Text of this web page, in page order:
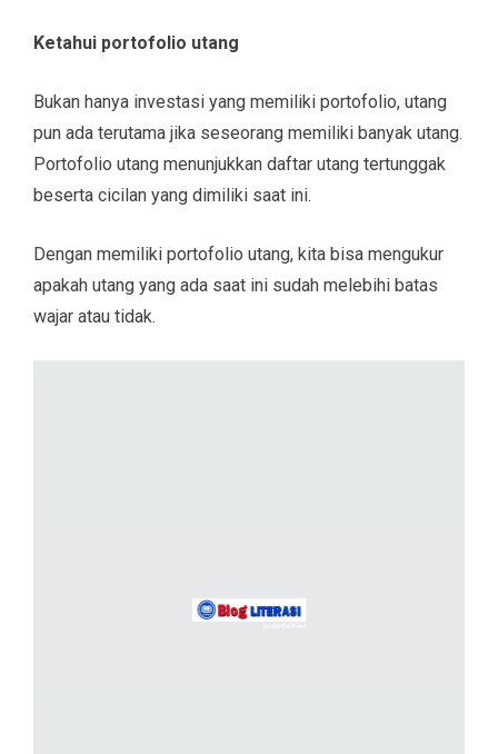
Ketahui portofolio utang
Bukan hanya investasi yang memiliki portofolio, utang
pun ada terutama jika seseorang memiliki banyak utang.
Portofolio utang menunjukkan daftar utang tertunggak
beserta cicilan yang dimiliki saat ini.
Dengan memiliki portofolio utang, kita bisa mengukur
apakah utang yang ada saat ini sudah melebihi batas
wajar atau tidak.